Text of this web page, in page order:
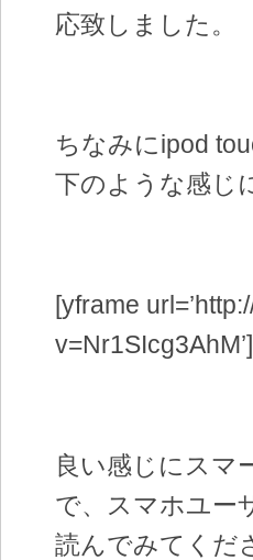
応致しました。
ちなみにipod
下のような感じ
[yframe
v=Nr1SIcg3AhM’]
良い感じにスマ
で、スマホユー
読んでみてくだ